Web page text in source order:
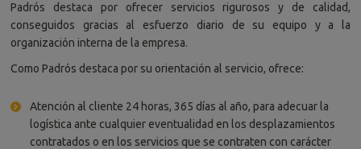
Padrós destaca por ofrecer servicios rigurosos y de calidad,
conseguidos gracias al esfuerzo diario de su equipo y a la
organización interna de la empresa.
Como Padrós destaca por su orientación al servicio, ofrece:
Atención al cliente 24 horas, 365 días al año, para adecuar la
logística ante cualquier eventualidad en los desplazamientos
contratados o en los servicios que se contraten con carácter